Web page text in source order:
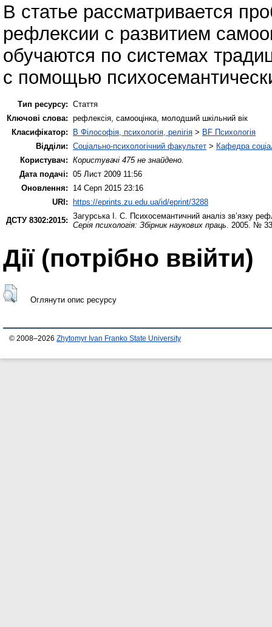
В статье рассматривается
рефлексии с развитием
обучаются по системах
с помощью
Тип ресурсу: Стаття
Ключові слова: рефлексія, самооцінка, молодший шкільний вік
Класифікатор:
B Філософія, психологія, релігія > BF Психологія
Відділи: Соціально-психологічний факультет > Кафедра
Користувач: Користувачі 475 не знайдено.
Дата подачі: 05 Лист 2009 11:56
Оновлення:
14 Серп 2015 23:16
URI: https://eprints.zu.edu.ua/id/eprint/3288
ДСТУ 8302:2015: Загурська І. С. Психосемантичний аналіз зв’язку
Серія психологія: Збірник наукових праць . 2005. №
Дії ​​(потрібно ввійти)
Оглянути опис ресурсу
© 2008–2026 Zhytomyr Ivan Franko State University